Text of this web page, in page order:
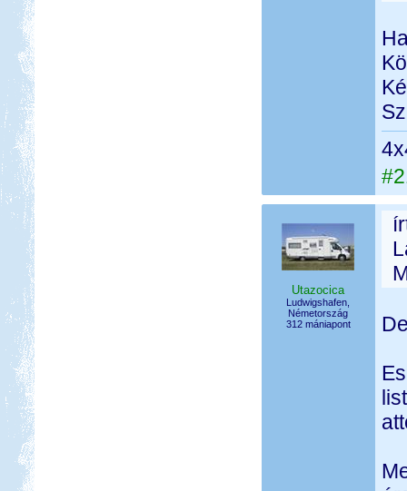
Utazocica
Ludwigshafen,
Németország
312 mániapont